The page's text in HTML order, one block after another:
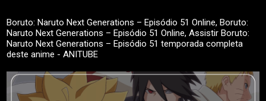
Boruto: Naruto Next Generations – Episódio 51 Online, Boruto:
Naruto Next Generations – Episódio 51 Online, Assistir Boruto:
Naruto Next Generations – Episódio 51 temporada completa
deste anime - ANITUBE